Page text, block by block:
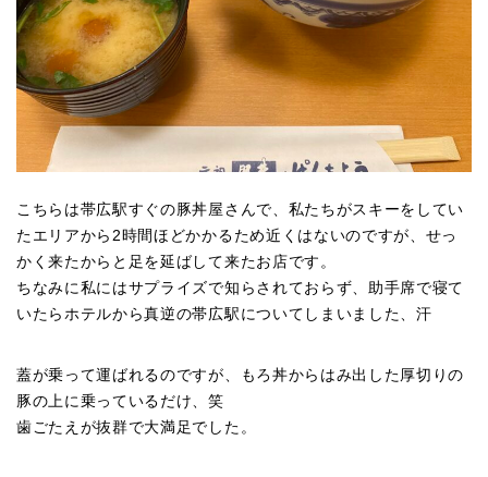
こちらは帯広駅すぐの豚丼屋さんで、私たちがスキーをしてい
たエリアから2時間ほどかかるため近くはないのですが、せっ
かく来たからと足を延ばして来たお店です。
ちなみに私にはサプライズで知らされておらず、助手席で寝て
いたらホテルから真逆の帯広駅についてしまいました、汗
蓋が乗って運ばれるのですが、もろ丼からはみ出した厚切りの
豚の上に乗っているだけ、笑
歯ごたえが抜群で大満足でした。